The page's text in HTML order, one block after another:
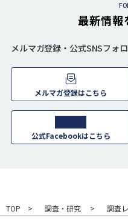
最新情報
メルマガ登録・公式SNSフォ
メルマガ登録はこちら
公式Facebookはこちら
TOP 調査・研究 調査